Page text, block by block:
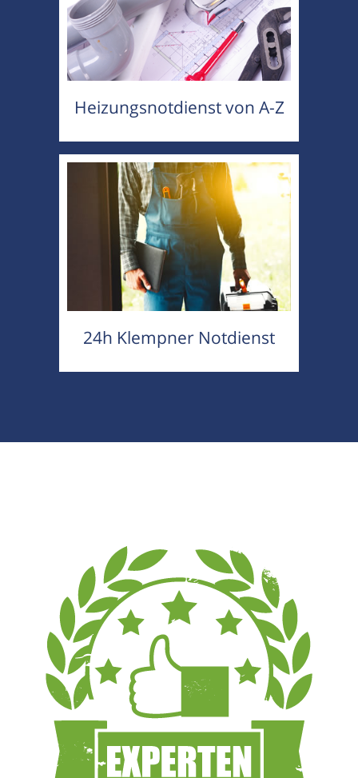
Heizungsnotdienst von A-Z
24h Klempner Notdienst